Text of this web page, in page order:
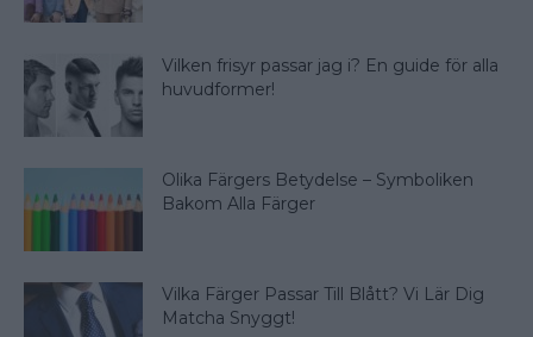
Vilken frisyr passar jag i? En guide för alla
huvudformer!
Olika Färgers Betydelse – Symboliken
Bakom Alla Färger
Vilka Färger Passar Till Blått? Vi Lär Dig
Matcha Snyggt!